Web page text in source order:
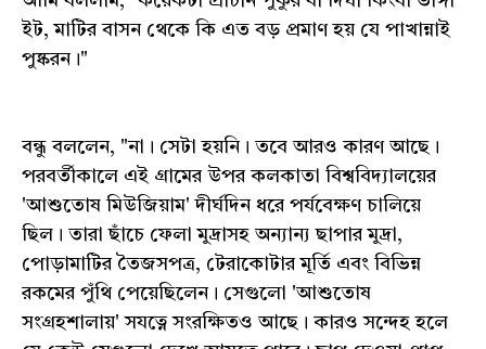
ইট, মাটির বাসন থেকে কি এত বড় প্রমাণ হয় যে পাখান্নাই
পুষ্করন।"
বন্ধু বললেন, "না। সেটা হয়নি। তবে আরও কারণ আছে।
পরবর্তীকালে এই গ্রামের উপর কলকাতা বিশ্ববিদ্যালয়ের
'আশুতোষ মিউজিয়াম' দীর্ঘদিন ধরে পর্যবেক্ষণ চালিয়ে
ছিল। তারা ছাঁচে ফেলা মুদ্রাসহ অন্যান্য ছাপার মুদ্রা,
পোড়ামাটির তৈজসপত্র, টেরাকোটার মূর্তি এবং বিভিন্ন
রকমের পুঁথি পেয়েছিলেন। সেগুলো 'আশুতোষ
সংগ্রহশালায়' সযত্নে সংরক্ষিতও আছে। কারও সন্দেহ হলে